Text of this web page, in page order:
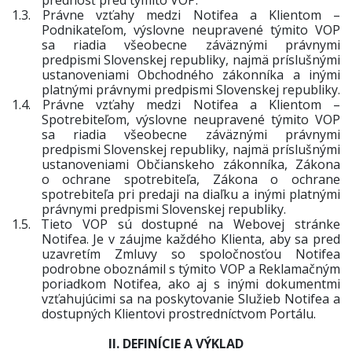
1.3. Právne vzťahy medzi Notifea a Klientom –
Podnikateľom, výslovne neupravené týmito VOP
sa riadia všeobecne záväznými právnymi
predpismi Slovenskej republiky, najmä príslušnými
ustanoveniami Obchodného zákonníka a inými
platnými právnymi predpismi Slovenskej republiky.
1.4. Právne vzťahy medzi Notifea a Klientom –
Spotrebiteľom, výslovne neupravené týmito VOP
sa riadia všeobecne záväznými právnymi
predpismi Slovenskej republiky, najmä príslušnými
ustanoveniami Občianskeho zákonníka, Zákona
o ochrane spotrebiteľa, Zákona o ochrane
spotrebiteľa pri predaji na diaľku a inými platnými
právnymi predpismi Slovenskej republiky.
1.5. Tieto VOP sú dostupné na Webovej stránke
Notifea. Je v záujme každého Klienta, aby sa pred
uzavretím Zmluvy so spoločnosťou Notifea
podrobne oboznámil s týmito VOP a Reklamačným
poriadkom Notifea, ako aj s inými dokumentmi
vzťahujúcimi sa na poskytovanie Služieb Notifea a
dostupných Klientovi prostredníctvom Portálu.
II. DEFINÍCIE A VÝKLAD